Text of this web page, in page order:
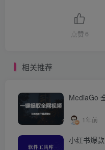
点赞 6
相关推荐
MediaGo
1年前
小红书爆